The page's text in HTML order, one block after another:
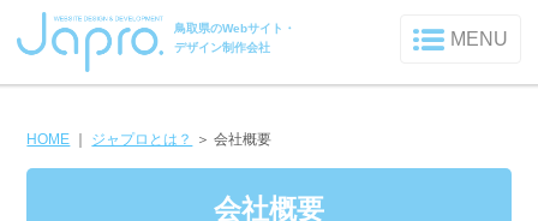
鳥取県のWebサイト・
デザイン制作会社
MENU
HOME ジャプロとは？ ＞会社概要
会社概要